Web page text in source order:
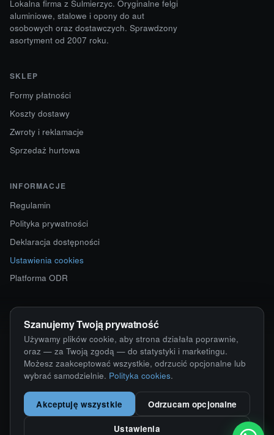
Lokalna firma z Sulmierzyc. Oryginalne felgi
aluminiowe, stalowe i opony do aut
osobowych oraz dostawczych. Sprawdzony
asortyment od 2007 roku.
SKLEP
Formy płatności
Koszty dostawy
Zwroty i reklamacje
Sprzedaż hurtowa
INFORMACJE
Regulamin
Polityka prywatności
Deklaracja dostępności
Ustawienia cookies
Platforma ODR
KONTAKT
ul. Starokościelna 12
63-750 Sulmierzyce
792 171 171 · 791 110 055
alumy@alugum.pl
Szanujemy Twoją prywatność
Używamy plików cookie, aby strona działała poprawnie,
oraz — za Twoją zgodą — do statystyki i marketingu.
Możesz zaakceptować wszystkie, odrzucić opcjonalne lub
wybrać samodzielnie. Polityka cookies.
Akceptuję wszystkie Odrzucam opcjonalne
Ustawienia